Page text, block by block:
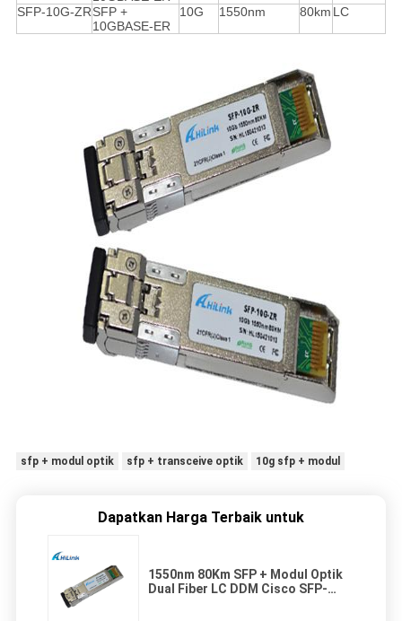
SFP-10G-ZRSFP +
10GBASE-ER
10G 1550nm 80km LC
sfp + modul optik sfp + transceive optik 10g sfp + modul
Dapatkan Harga Terbaik untuk
1550nm 80Km SFP + Modul Optik
Dual Fiber LC DDM Cisco SFP-